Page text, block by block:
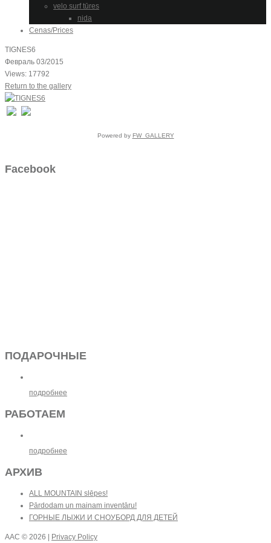
velo surf tūres
nida
Cenas/Prices
TIGNES6
Февраль 03/2015
Views: 17792
Return to the gallery
Powered by FW_GALLERY
Facebook
ПОДАРОЧНЫЕ
подробнее
РАБОТАЕМ
подробнее
АРХИВ
ALL MOUNTAIN slēpes!
Pārdodam un mainam inventāru!
ГОРНЫЕ ЛЫЖИ И СНОУБОРД ДЛЯ ДЕТЕЙ
AAC © 2026 | Privacy Policy